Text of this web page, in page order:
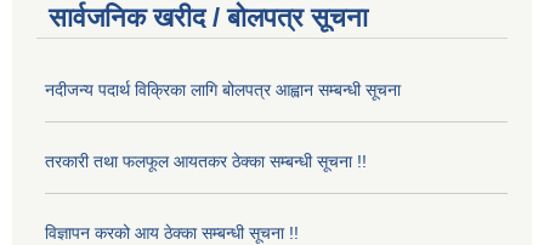
सार्वजनिक खरीद / बोलपत्र सूचना
नदीजन्य पदार्थ विक्रिका लागि बोलपत्र आह्वान सम्बन्धी सूचना
तरकारी तथा फलफूल आयतकर ठेक्का सम्बन्धी सूचना !!
विज्ञापन करको आय ठेक्का सम्बन्धी सूचना !!